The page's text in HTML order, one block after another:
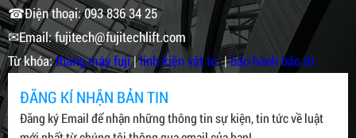
☎Điện thoại: 093 836 34 25
✉Email: fujitech@fujitechlift.com
Từ khóa:thang máy fuji|linh kiện vật tư|bảo hành bảo trì
ĐĂNG KÍ NHẬN BẢN TIN
Đăng ký Email để nhận những thông tin sự kiện, tin tức về luật